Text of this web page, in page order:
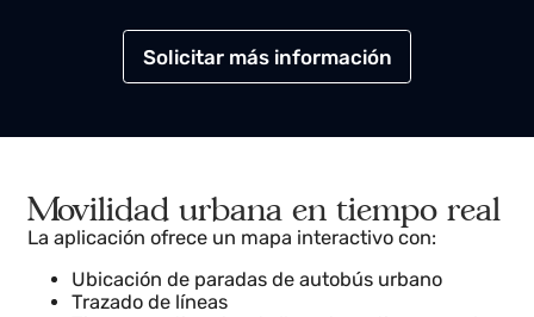
Solicitar más información
Movilidad urbana en tiempo real
La aplicación ofrece un mapa interactivo con: